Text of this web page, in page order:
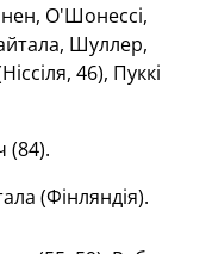
О'Шонессі,
Шуллер,
46), Пуккі
(84).
(Фінляндія).